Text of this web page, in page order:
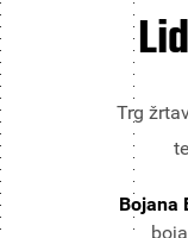
Trg
Bojana